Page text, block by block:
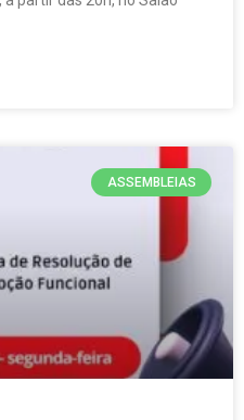
ASSEMBLEIAS